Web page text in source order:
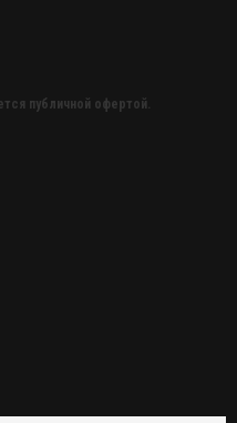
публичной офертой.